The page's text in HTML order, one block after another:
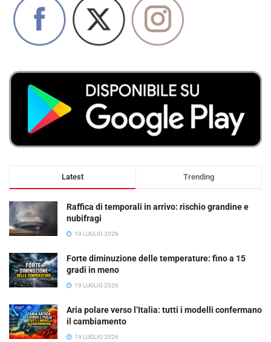
Latest Trending
Raffica di temporali in arrivo: rischio grandine e
nubifragi
19 LUGLIO 2026
Forte diminuzione delle temperature: fino a 15
gradi in meno
19 LUGLIO 2026
Aria polare verso l’Italia: tutti i modelli confermano
il cambiamento
19 LUGLIO 2026